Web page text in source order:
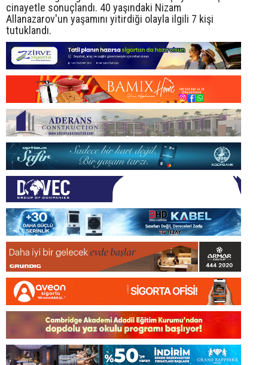
cinayetle sonuçlandı. 40 yaşındaki Nizam
Allanazarov'un yaşamını yitirdiği olayla ilgili 7 kişi
tutuklandı.